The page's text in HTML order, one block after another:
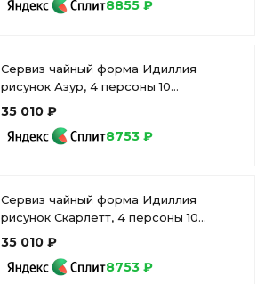
8855 ₽
Сервиз чайный форма Идиллия
рисунок Азур, 4 персоны 10
предметов, арт. 81.27757.00.1
35 010 ₽
8753 ₽
Сервиз чайный форма Идиллия
рисунок Скарлетт, 4 персоны 10
предметов, арт. 81.27756.00.1
35 010 ₽
8753 ₽